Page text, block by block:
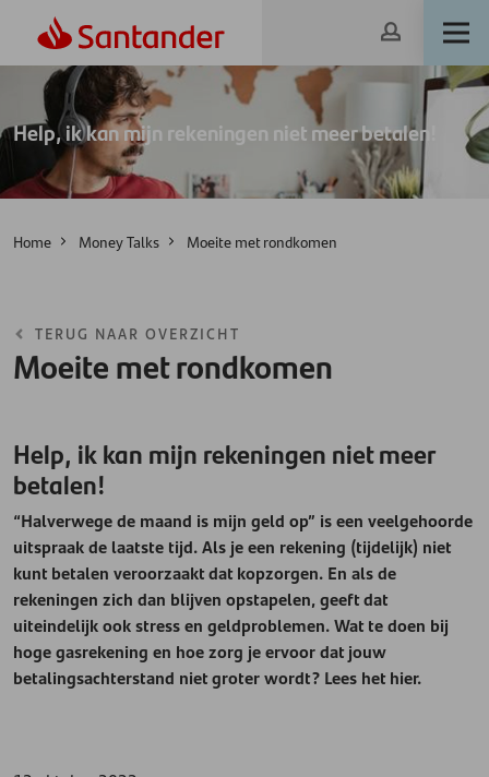
Help, ik kan mijn rekeningen niet meer betalen!
Home Money Talks Moeite met rondkomen
TERUG NAAR OVERZICHT
Moeite met rondkomen
Help, ik kan mijn rekeningen niet meer
betalen!
“Halverwege de maand is mijn geld op” is een veelgehoorde
uitspraak de laatste tijd. Als je een rekening (tijdelijk) niet
kunt betalen veroorzaakt dat kopzorgen. En als de
rekeningen zich dan blijven opstapelen, geeft dat
uiteindelijk ook stress en geldproblemen. Wat te doen bij
hoge gasrekening en hoe zorg je ervoor dat jouw
betalingsachterstand niet groter wordt? Lees het hier.